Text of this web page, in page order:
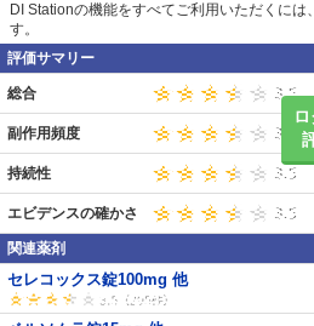
DI Stationの機能をすべてご利用いただくには、
す。
評価サマリー
総合
副作用頻度
持続性
エビデンスの確かさ
関連薬剤
セレコックス錠100mg 他